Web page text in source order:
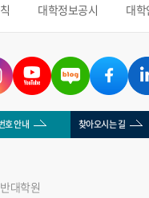
대학정보공시 대
호 안내 찾아오시는 길
대학원